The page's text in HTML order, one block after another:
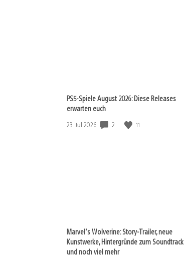
PS5-Spiele August 2026: Diese Releases
erwarten euch
Veröffentlichungsdatum:
23. Jul 2026 2 11
Marvel‘s Wolverine: Story-Trailer, neue
Kunstwerke, Hintergründe zum Soundtrack
und noch viel mehr